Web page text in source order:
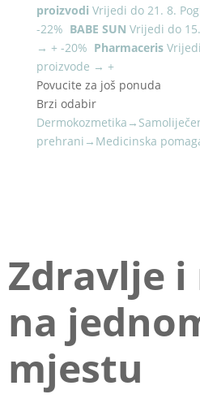
proizvodi Vrijedi do 21. 8.
-22% BABE SUN Vrijedi do
→ + -20% Pharmaceris
proizvode → +
Povucite za još ponuda
Brzi odabir
Dermokozmetika →
prehrani → Medicinska
Zdravlje i
na
mjestu